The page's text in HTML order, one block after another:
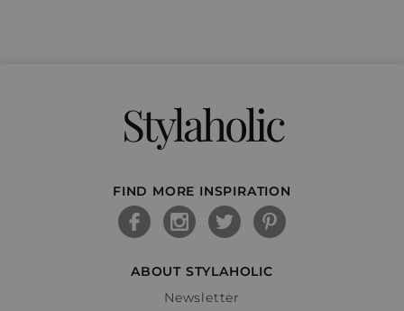
Stylaholic
FIND MORE INSPIRATION
ABOUT STYLAHOLIC
Newsletter